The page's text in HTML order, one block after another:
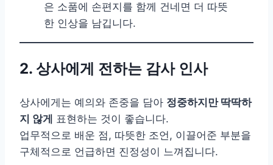
은 소품에 손편지를 함께 건네면 더 따뜻
한 인상을 남깁니다.
2. 상사에게 전하는 감사 인사
상사에게는 예의와 존중을 담아 정중하지만 딱딱하
지 않게 표현하는 것이 좋습니다.
업무적으로 배운 점, 따뜻한 조언, 이끌어준 부분을
구체적으로 언급하면 진정성이 느껴집니다.